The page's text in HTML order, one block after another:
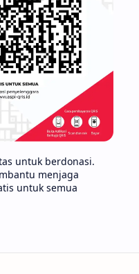
untuk berdonasi.
menjaga
untuk semua